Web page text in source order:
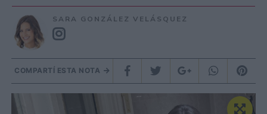
SARA GONZÁLEZ VELÁSQUEZ
COMPARTÍ ESTA NOTA